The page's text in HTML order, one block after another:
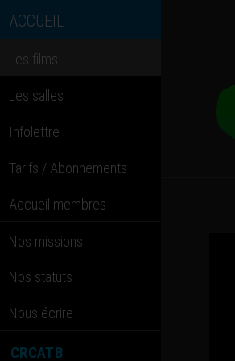
ACCUEIL
Les films
Les salles
Infolettre
Tarifs / Abonnements
Accueil membres
Nos missions
Nos statuts
Nous écrire
CRCATB